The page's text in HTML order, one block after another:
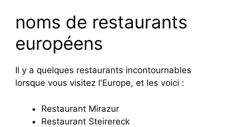
noms de restaurants
européens
Il y a quelques restaurants incontournables
lorsque vous visitez l'Europe, et les voici :
Restaurant Mirazur
Restaurant Steirereck